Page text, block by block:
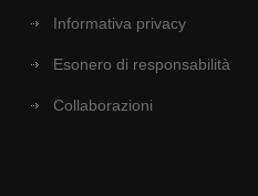
Informativa privacy
Esonero di responsabilità
Collaborazioni